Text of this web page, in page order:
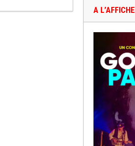
A L’AFFICHE